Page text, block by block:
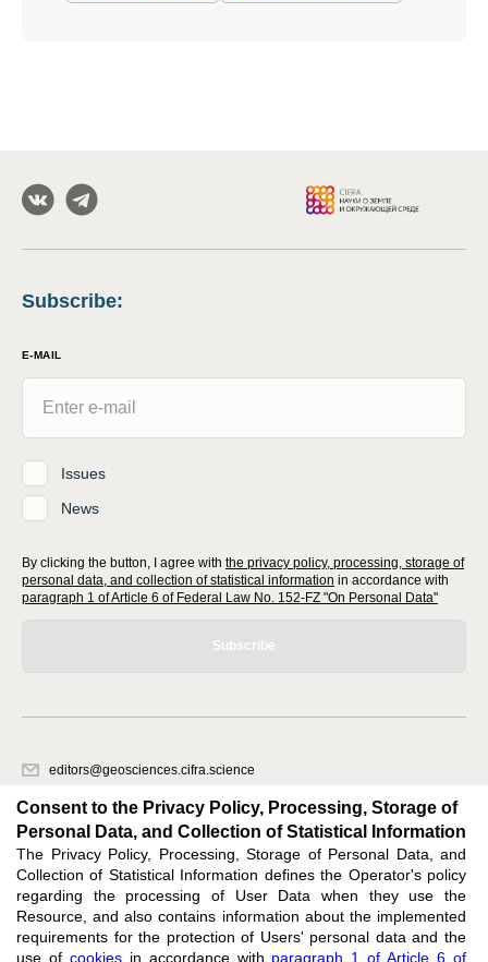
Subscribe:
E-MAIL
Issues
News
By clicking the button, I agree with the privacy policy, processing, storage of
personal data, and collection of statistical information in accordance with
paragraph 1 of Article 6 of Federal Law No. 152-FZ "On Personal Data"
Subscribe
editors@geosciences.cifra.science
620066, Sverdlovsk region, Yekaterinburg, st. Akademicheskaya, 11A,
office 1.
Feedback
Consent to the Privacy Policy, Processing, Storage of
Personal Data, and Collection of Statistical Information
The Privacy Policy, Processing, Storage of Personal Data, and
Collection of Statistical Information defines the Operator's policy
regarding the processing of User Data when they use the
Resource, and also contains information about the implemented
requirements for the protection of Users' personal data and the
use of cookiesin accordance with paragraph 1 of Article 6 of